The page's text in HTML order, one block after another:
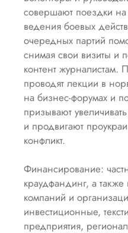
совершают поездки
ведения боевых
очередных партий
снимая свои визиты и
контент журналистам.
проводят лекции в
на бизнес-форумах и
призывают
и продвигают
конфликт.
Финансирование:
краудфандинг, а
компаний и
инвестиционные,
предприятия,